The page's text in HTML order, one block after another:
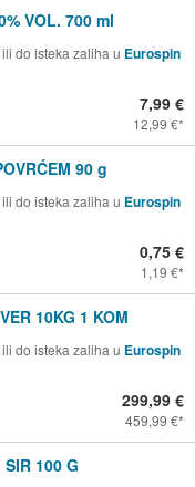
VOL. 700 ml
do isteka zaliha u Eurospin
7,99 €
12,99 €
90 g
do isteka zaliha u Eurospin
0,75 €
1,19 €
10KG 1 KOM
do isteka zaliha u Eurospin
299,99 €
459,99 €
SIR 100 G